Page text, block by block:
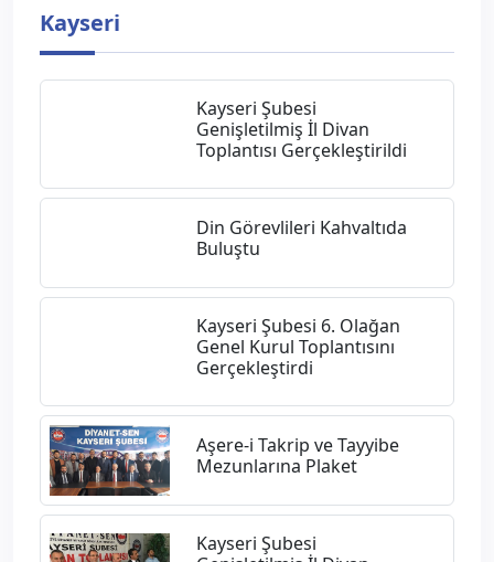
Kayseri
Kayseri Şubesi
Genişletilmiş İl Divan
Toplantısı Gerçekleştirildi
Din Görevlileri Kahvaltıda
Buluştu
Kayseri Şubesi 6. Olağan
Genel Kurul Toplantısını
Gerçekleştirdi
Aşere-i Takrip ve Tayyibe
Mezunlarına Plaket
​Kayseri Şubesi